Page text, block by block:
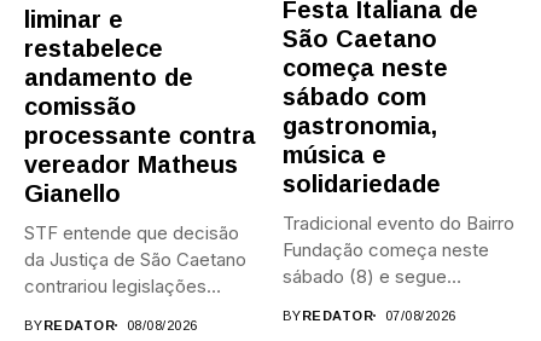
liminar e
restabelece
andamento de
comissão
processante contra
vereador Matheus
Gianello
STF entende que decisão
da Justiça de São Caetano
contrariou legislações
BYREDATOR 08/08/2026
Festa Italiana de
São Caetano
começa neste
sábado com
gastronomia,
música e
solidariedade
Tradicional evento do Bairro
Fundação começa neste
sábado (8) e segue
BYREDATOR 07/08/2026